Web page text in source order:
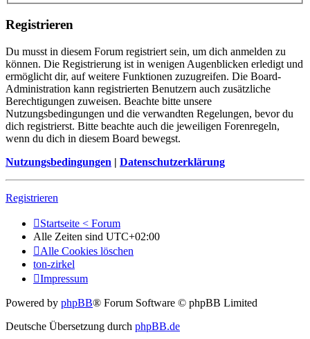
Registrieren
Du musst in diesem Forum registriert sein, um dich anmelden zu
können. Die Registrierung ist in wenigen Augenblicken erledigt und
ermöglicht dir, auf weitere Funktionen zuzugreifen. Die Board-
Administration kann registrierten Benutzern auch zusätzliche
Berechtigungen zuweisen. Beachte bitte unsere
Nutzungsbedingungen und die verwandten Regelungen, bevor du
dich registrierst. Bitte beachte auch die jeweiligen Forenregeln,
wenn du dich in diesem Board bewegst.
Nutzungsbedingungen | Datenschutzerklärung
Registrieren
Startseite < Forum
Alle Zeiten sind UTC+02:00
Alle Cookies löschen
ton-zirkel
Impressum
Powered by phpBB® Forum Software © phpBB Limited
Deutsche Übersetzung durch phpBB.de